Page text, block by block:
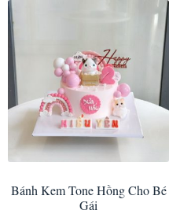
Bánh Kem Tone Hồng Cho Bé
Gái